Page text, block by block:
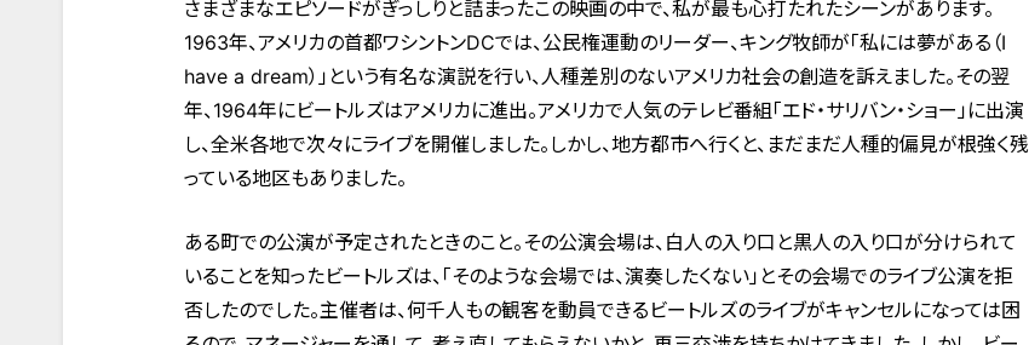
さまざまなエピソードがぎっしりと詰まったこの映画の中で、私が最も心打たれたシーンがあります。
1963年、アメリカの首都ワシントンDCでは、公民権運動のリーダー、キング牧師が「私には夢がある（I
have a dream）」という有名な演説を行い、人種差別のないアメリカ社会の創造を訴えました。その翌
年、1964年にビートルズはアメリカに進出。アメリカで人気のテレビ番組「エド・サリバン・ショー」に出演
し、全米各地で次々にライブを開催しました。しかし、地方都市へ行くと、まだまだ人種的偏見が根強く残
っている地区もありました。
ある町での公演が予定されたときのこと。その公演会場は、白人の入り口と黒人の入り口が分けられて
いることを知ったビートルズは、「そのような会場では、演奏したくない」とその会場でのライブ公演を拒
否したのでした。主催者は、何千人もの観客を動員できるビートルズのライブがキャンセルになっては困